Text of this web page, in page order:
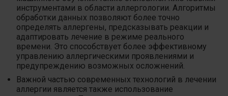
инструментами в области аллергологии. Алгоритмы
обработки данных позволяют более точно
определять аллергены, предсказывать реакции и
адаптировать лечение в режиме реального
времени. Это способствует более эффективному
управлению аллергическими проявлениями и
предупреждению возможных осложнений.
Важной частью современных технологий в лечении
аллергии является также использование